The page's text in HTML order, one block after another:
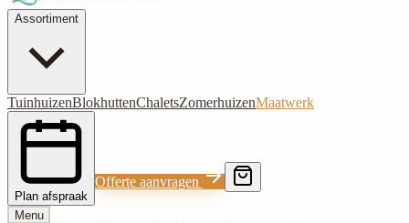
Assortiment
TuinhuizenBlokhuttenChaletsZomerhuizenMaatwerk
Plan afspraak
Offerte aanvragen
Menu